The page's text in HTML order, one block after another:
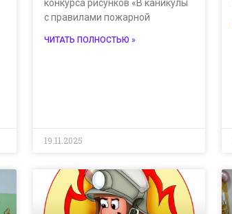
конкурса рисунков «В каникулы
с правилами пожарной
ЧИТАТЬ ПОЛНОСТЬЮ »
19.11.2025